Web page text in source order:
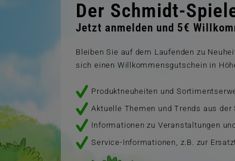
Der Schmidt-
Jetzt anmelden und 5€
Bleiben Sie auf dem Laufenden zu
sich einen Willkommensgutschein in
Produktneuheiten und
Aktuelle Themen und Trends aus der
Informationen zu Veranstaltungen
Service-Informationen, z.B. zur